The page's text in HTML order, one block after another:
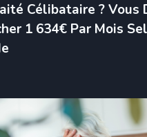
Célibataire ? Vous
1 634€ Par Mois